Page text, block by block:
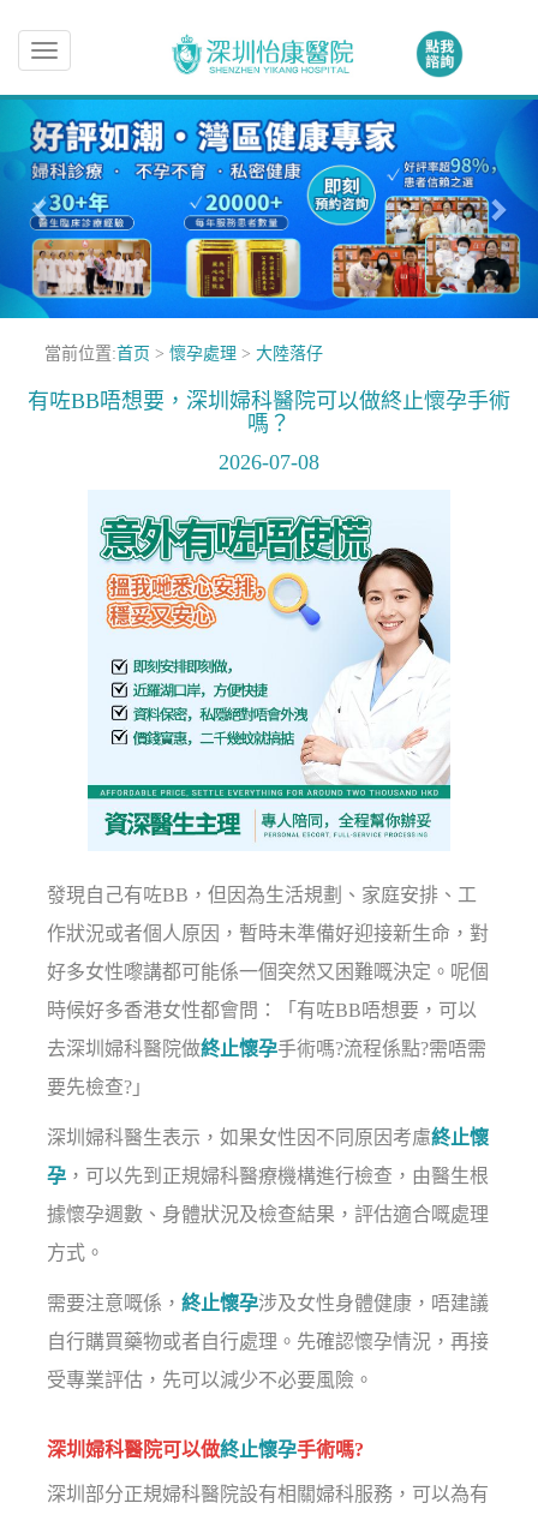
Toggle
navigation
當前位置:首页 > 懷孕處理 > 大陸落仔
有咗BB唔想要，深圳婦科醫院可以做終止懷孕手術
嗎？
2026-07-08
發現自己有咗BB，但因為生活規劃、家庭安排、工
作狀況或者個人原因，暫時未準備好迎接新生命，對
好多女性嚟講都可能係一個突然又困難嘅決定。呢個
時候好多香港女性都會問：「有咗BB唔想要，可以
去深圳婦科醫院做終止懷孕手術嗎?流程係點?需唔需
要先檢查?」
深圳婦科醫生表示，如果女性因不同原因考慮終止懷
孕 ，可以先到正規婦科醫療機構進行檢查，由醫生根
據懷孕週數、身體狀況及檢查結果，評估適合嘅處理
方式。
需要注意嘅係，終止懷孕涉及女性身體健康，唔建議
自行購買藥物或者自行處理。先確認懷孕情況，再接
受專業評估，先可以減少不必要風險。
深圳婦科醫院可以做終止懷孕手術嗎?
深圳部分正規婦科醫院設有相關婦科服務，可以為有